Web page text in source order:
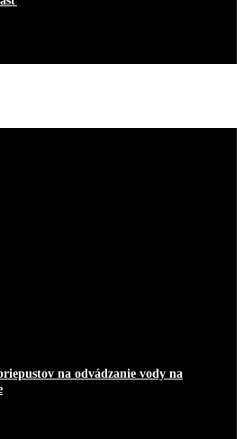
na odvádzanie vody na